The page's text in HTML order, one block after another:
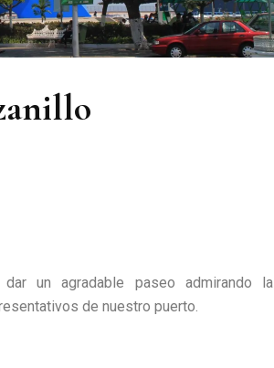
un agradable paseo admirando la
de nuestro puerto.